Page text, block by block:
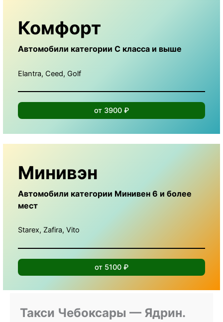
Комфорт
Автомобили категории С класса и выше
Elantra, Ceed, Golf
от 3900 ₽
Минивэн
Автомобили категории Минивен 6 и более
мест
Starex, Zafira, Vito
от 5100 ₽
Такси Чебоксары — Ядрин.